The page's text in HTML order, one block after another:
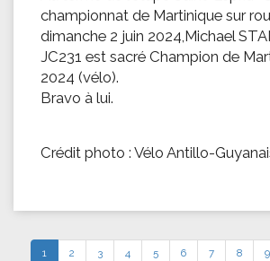
championnat de Martinique sur
dimanche 2 juin 2024,Michael
JC231 est sacré Champion de
2024 (vélo).
Bravo à lui.
Crédit photo : Vélo Antillo-
1 2 3 4 5 6 7 8 9